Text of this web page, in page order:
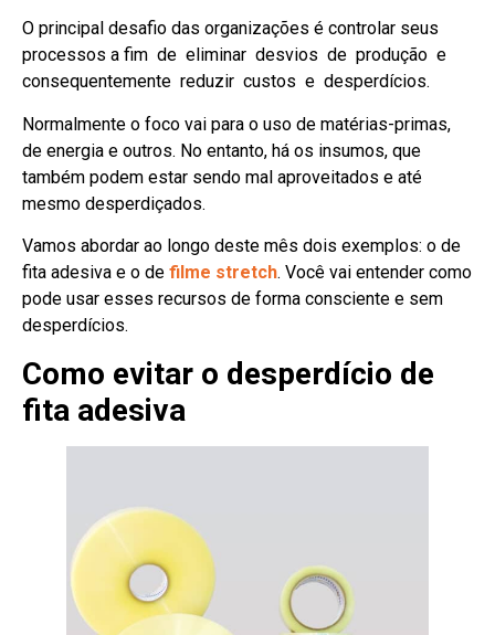
O principal desafio das organizações é controlar seus
processos a fim de eliminar desvios de produção e
consequentemente reduzir custos e desperdícios.
Normalmente o foco vai para o uso de matérias-primas,
de energia e outros. No entanto, há os insumos, que
também podem estar sendo mal aproveitados e até
mesmo desperdiçados.
Vamos abordar ao longo deste mês dois exemplos: o de
fita adesiva e o de filme stretch. Você vai entender como
pode usar esses recursos de forma consciente e sem
desperdícios.
Como evitar o desperdício de
fita adesiva